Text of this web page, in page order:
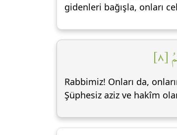
gidenleri bağışla, onları
Rabbimiz! Onları da,
Şüphesiz aziz ve hakîm